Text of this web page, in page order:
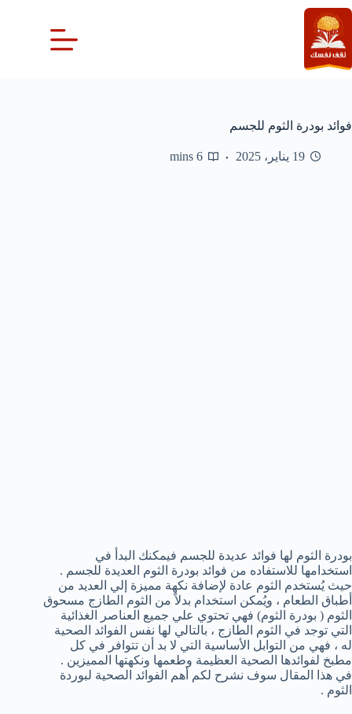
التجاوز
إلى
المحتوى
فوائد بودرة الثوم للجسم
19 يناير، 2025 6 mins
بودرة الثوم لها فوائد عديدة للجسم فيمكنك البدأ في
استخدامها للاستفاده من فوائد بودرة الثوم العديدة للجسم .
حيث يُستخدم الثوم عادة لإضافة نكهة مميزة إلي العديد من
أطباق الطعام ، ويُمكن استخدام بدلاً من الثوم الطازج مسحوق
الثوم ( بودرة الثوم) فهي تحتوي علي جميع العناصر الغذائية
التي توجد في الثوم الطازج ، بالتالي لها نفس الفوائد الصحية
له ، فهي من التوابل الأساسية التي لا بد أن تتوافر في كل
مطبخ لفوائدها الصحية العظيمة وطعمها ونكهتها المميزين .
في هذا المقال سوف نشرح لكم أهم الفوائد الصحية لبوردة
الثوم .